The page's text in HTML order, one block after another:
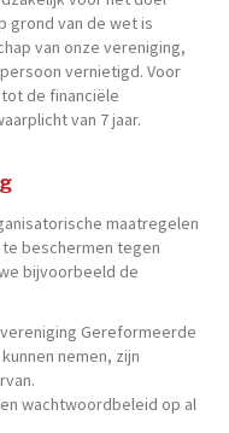
grond van de wet is
van onze vereniging,
vernietigd. Voor
de financiële
van 7 jaar.
maatregelen
beschermen tegen
bijvoorbeeld de
Gereformeerde
nemen, zijn
wachtwoordbeleid op al